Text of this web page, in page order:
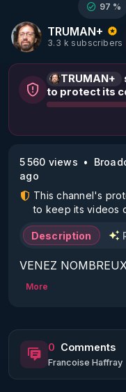
TRUMAN+
3.3 k subscribers
97 %
TRUMAN+
to protect its
5 560 views
ago
This channel's
to keep its videos
Description
VENEZ
16/12/23 20H :
privé, le
Trump, les
militaires
gouvernement
More
0 Comments
Francoise Haffray